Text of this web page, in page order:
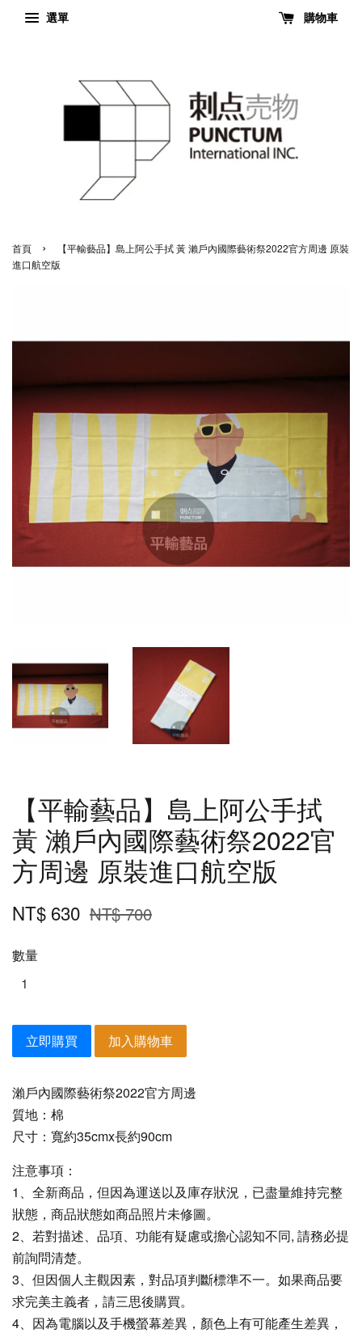
選單 購物車
首頁 ›
【平輸藝品】島上阿公手拭 黃 瀨戶內國際藝術祭2022官方周邊 原裝
進口航空版
【平輸藝品】島上阿公手拭
黃 瀨戶內國際藝術祭2022官
方周邊 原裝進口航空版
NT$ 630 NT$ 700
數量
立即購買 加入購物車
瀨戶內國際藝術祭2022官方周邊
質地：棉
尺寸：寬約35cmx長約90cm
注意事項：
1、全新商品，但因為運送以及庫存狀況，已盡量維持完整
狀態，商品狀態如商品照片未修圖。
2、若對描述、品項、功能有疑慮或擔心認知不同, 請務必提
前詢問清楚。
3、但因個人主觀因素，對品項判斷標準不一。如果商品要
求完美主義者，請三思後購買。
4、因為電腦以及手機螢幕差異，顏色上有可能產生差異，